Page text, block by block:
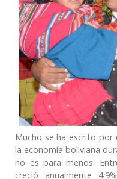
Mucho se ha escrito por
la economía boliviana
no es para menos.
creció anualmente